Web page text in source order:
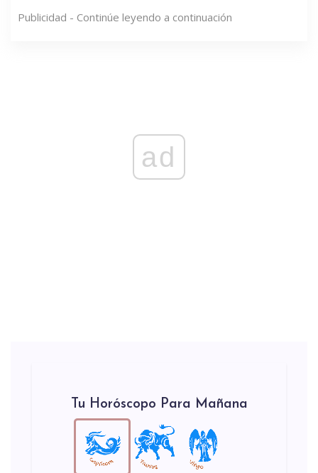
Publicidad - Continúe leyendo a continuación
ad
Tu Horóscopo Para Mañana